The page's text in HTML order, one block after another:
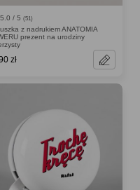
5.0 / 5 (51)
z nadrukiem ANATOMIA
prezent na urodziny
zł